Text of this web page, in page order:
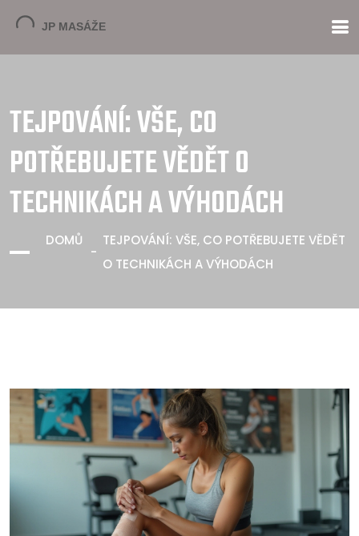
TEJPOVÁNÍ: VŠE, CO
POTŘEBUJETE VĚDĚT O
TECHNIKÁCH A VÝHODÁCH
DOMŮ
TEJPOVÁNÍ: VŠE, CO POTŘEBUJETE VĚDĚT
O TECHNIKÁCH A VÝHODÁCH